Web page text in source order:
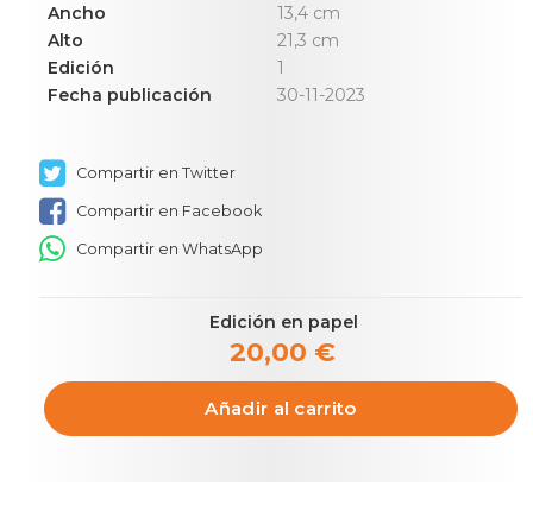
Ancho
13,4 cm
Alto
21,3 cm
Edición
1
Fecha publicación
30-11-2023
Compartir en Twitter
Compartir en Facebook
Compartir en WhatsApp
Edición en papel
20,00 €
Añadir al carrito